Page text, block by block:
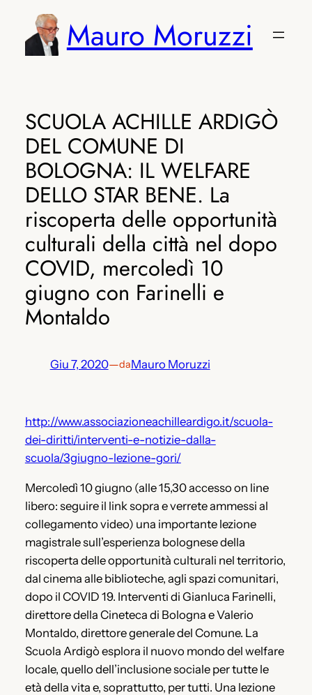
contenuto
Mauro Moruzzi
SCUOLA ACHILLE ARDIGÒ
DEL COMUNE DI
BOLOGNA: IL WELFARE
DELLO STAR BENE. La
riscoperta delle opportunità
culturali della città nel dopo
COVID, mercoledì 10
giugno con Farinelli e
Montaldo
Giu 7, 2020—daMauro Moruzzi
http://www.associazioneachilleardigo.it/scuola-
dei-diritti/interventi-e-notizie-dalla-
scuola/3giugno-lezione-gori/
Mercoledì 10 giugno (alle 15,30 accesso on line
libero: seguire il link sopra e verrete ammessi al
collegamento video) una importante lezione
magistrale sull’esperienza bolognese della
riscoperta delle opportunità culturali nel territorio,
dal cinema alle biblioteche, agli spazi comunitari,
dopo il COVID 19. Interventi di Gianluca Farinelli,
direttore della Cineteca di Bologna e Valerio
Montaldo, direttore generale del Comune. La
Scuola Ardigò esplora il nuovo mondo del welfare
locale, quello dell’inclusione sociale per tutte le
età della vita e, soprattutto, per tutti. Una lezione